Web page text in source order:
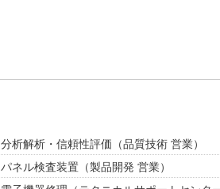
分析解析・信頼性評価 （品質技術 営業）
パネル検査装置 （製品開発 営業）